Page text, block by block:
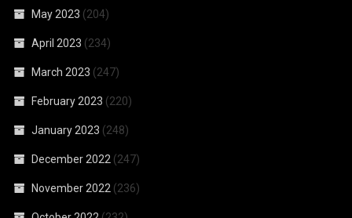
May 2023 (204)
April 2023 (234)
March 2023 (247)
February 2023 (220)
January 2023 (248)
December 2022 (247)
November 2022 (236)